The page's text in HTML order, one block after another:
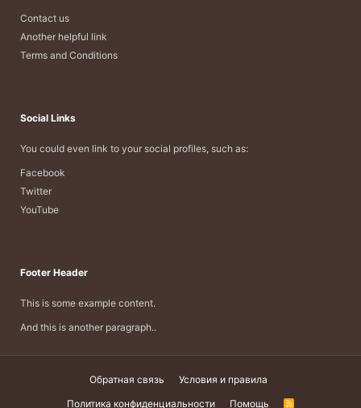
Contact us
Another helpful link
Terms and Conditions
Social Links
You could even link to your social profiles, such as:
Facebook
Twitter
YouTube
Footer Header
This is some example content.
And this is another paragraph..
Обратная связь
Условия и правила
Политика конфиденциальности
Помощь R